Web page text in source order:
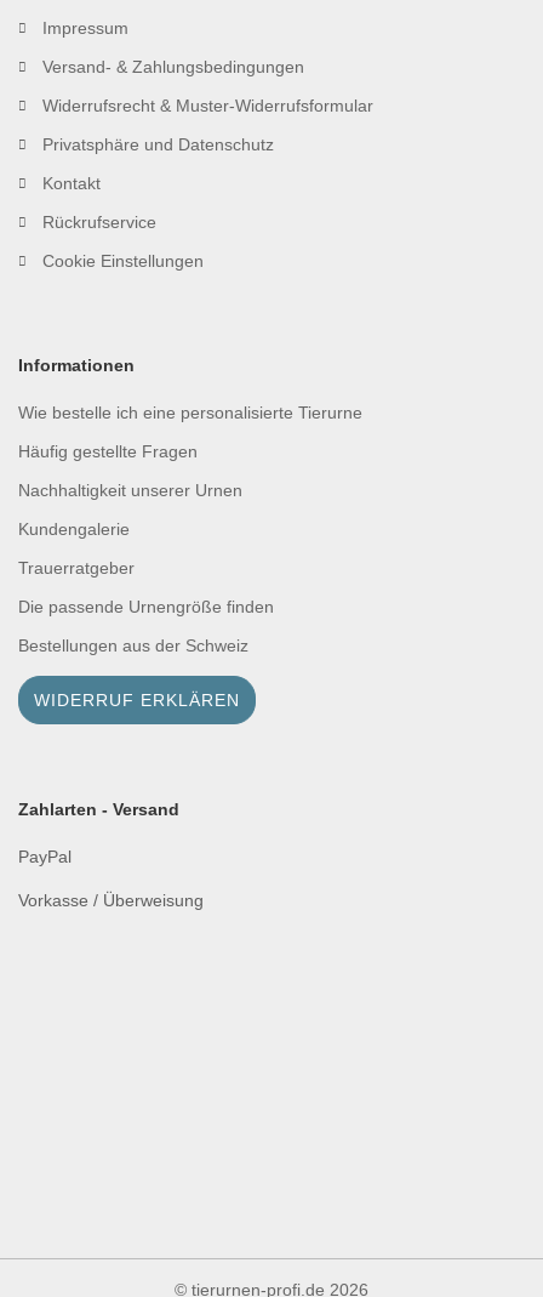
Impressum
Versand- & Zahlungsbedingungen
Widerrufsrecht & Muster-Widerrufsformular
Privatsphäre und Datenschutz
Kontakt
Rückrufservice
Cookie Einstellungen
Informationen
Wie bestelle ich eine personalisierte Tierurne
Häufig gestellte Fragen
Nachhaltigkeit unserer Urnen
Kundengalerie
Trauerratgeber
Die passende Urnengröße finden
Bestellungen aus der Schweiz
WIDERRUF ERKLÄREN
Zahlarten - Versand
PayPal
Vorkasse / Überweisung
© tierurnen-profi.de 2026